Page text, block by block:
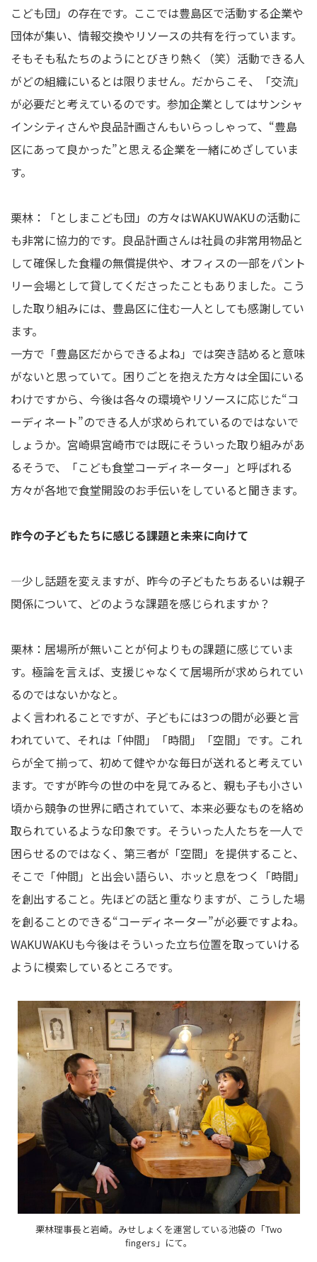
こども団」の存在です。ここでは豊島区で活動する企業や
団体が集い、情報交換やリソースの共有を行っています。
そもそも私たちのようにとびきり熱く（笑）活動できる人
がどの組織にいるとは限りません。だからこそ、「交流」
が必要だと考えているのです。参加企業としてはサンシャ
インシティさんや良品計画さんもいらっしゃって、“豊島
区にあって良かった”と思える企業を一緒にめざしていま
す。
栗林：「としまこども団」の方々はWAKUWAKUの活動に
も非常に協力的です。良品計画さんは社員の非常用物品と
して確保した食糧の無償提供や、オフィスの一部をパント
リー会場として貸してくださったこともありました。こう
した取り組みには、豊島区に住む一人としても感謝してい
ます。
一方で「豊島区だからできるよね」では突き詰めると意味
がないと思っていて。困りごとを抱えた方々は全国にいる
わけですから、今後は各々の環境やリソースに応じた“コ
ーディネート”のできる人が求められているのではないで
しょうか。宮崎県宮崎市では既にそういった取り組みがあ
るそうで、「こども食堂コーディネーター」と呼ばれる
方々が各地で食堂開設のお手伝いをしていると聞きます。
昨今の子どもたちに感じる課題と未来に向けて
―少し話題を変えますが、昨今の子どもたちあるいは親子
関係について、どのような課題を感じられますか？
栗林：居場所が無いことが何よりもの課題に感じていま
す。極論を言えば、支援じゃなくて居場所が求められてい
るのではないかなと。
よく言われることですが、子どもには3つの間が必要と言
われていて、それは「仲間」「時間」「空間」です。これ
らが全て揃って、初めて健やかな毎日が送れると考えてい
ます。ですが昨今の世の中を見てみると、親も子も小さい
頃から競争の世界に晒されていて、本来必要なものを絡め
取られているような印象です。そういった人たちを一人で
困らせるのではなく、第三者が「空間」を提供すること、
そこで「仲間」と出会い語らい、ホッと息をつく「時間」
を創出すること。先ほどの話と重なりますが、こうした場
を創ることのできる“コーディネーター”が必要ですよね。
WAKUWAKUも今後はそういった立ち位置を取っていける
ように模索しているところです。
栗林理事長と岩崎。みせしょくを運営している池袋の「Two
fingers」にて。